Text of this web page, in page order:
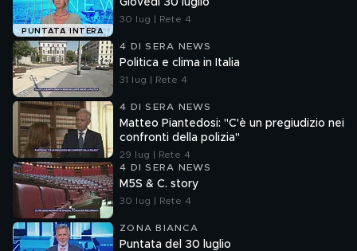
PUNTATA INTERA
Giovedì 30 luglio
30 lug | Rete 4
4 DI SERA NEWS
Politica e clima in Italia
31 lug | Rete 4
4 DI SERA NEWS
Matteo Piantedosi: "C'è un pregiudizio nei
confronti della polizia"
29 lug | Rete 4
4 DI SERA NEWS
M5S & C. story
30 lug | Rete 4
ZONA BIANCA
Puntata del 30 luglio